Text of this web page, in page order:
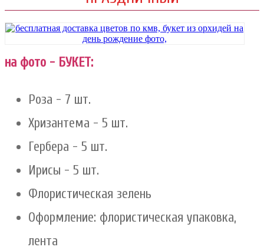
на фото - БУКЕТ:
Роза - 7 шт.
Хризантема - 5 шт.
Гербера - 5 шт.
Ирисы - 5 шт.
Флористическая зелень
Оформление: флористическая упаковка,
лента